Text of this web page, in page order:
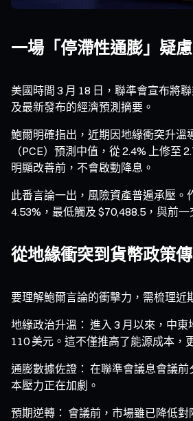
一場「停滯性通膨」疑
美國時間 3 月 18 日，聯準會宣布將
及最新發布的經濟預測摘要。
鮑爾明確指出，近期因地緣衝突升溫
（PCE）預測中值，從 2.4% 上修
明顯改善前，不會啟動降息。
此番言論一出，風險資產普遍承壓。
4.53%，最低觸及 $70,488.5，與前
從地緣衝突到貨幣政策
要理解鮑爾言論的衝擊力，需梳理
地緣政治升溫： 進入 3 月以來，中東
110 美元。這不僅推高了能源成本，
通膨數據佐證： 在聯準會議息會議
本壓力正在加劇。
預期逆轉： 會議前，市場雖已降低